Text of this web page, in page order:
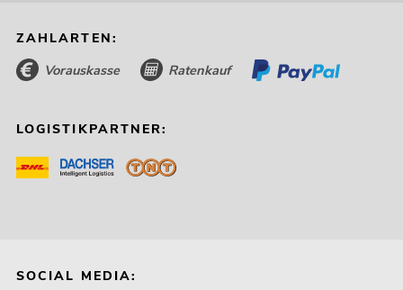
ZAHLARTEN:
Vorauskasse Ratenkauf
LOGISTIKPARTNER:
SOCIAL MEDIA: